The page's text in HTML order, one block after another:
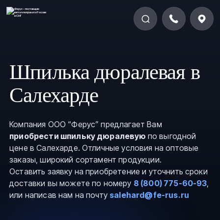
Шпилька дюралевая в
Салехарде
Компания ООО “Ферус” предлагает Вам
приобрести шпильку дюралевую по выгодной
цене в Салехарде. Отличные условия на оптовые
заказы, широкий сортамент продукции.
Оставить заявку на приобретение и уточнить сроки
доставки вы можете по номеру 8 (800) 775-60-93,
или написав нам на почту salehard@fe-rus.ru